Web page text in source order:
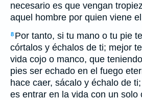
necesario es que vengan
aquel hombre por quien viene
8 Por tanto, si tu mano o tu pie
córtalos y échalos de ti; mejor
vida cojo o manco, que
pies ser echado en el fuego
hace caer, sácalo y échalo de
es entrar en la vida con un solo